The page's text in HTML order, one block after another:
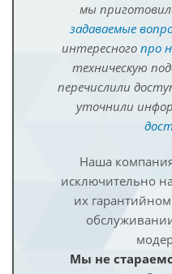
мы
задаваемые
интересного про
техническую
перечислили
уточнили
Наша
исключительно
их
Мы не